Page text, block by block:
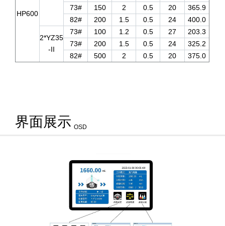
HP600
73#
150 2 0.5 20
365.9
82#
200 1.5 0.5 24 400.0
2*YZ35
-II
73# 100 1.2 0.5 27
203.3
73#
200 1.5 0.5 24
325.2
82#
500 2 0.5 20 375.0
界面展示 OSD